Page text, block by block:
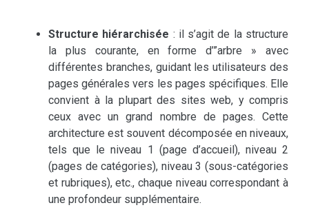
Structure hiérarchisée : il s’agit de la structure
la plus courante, en forme d’”arbre » avec
différentes branches, guidant les utilisateurs des
pages générales vers les pages spécifiques. Elle
convient à la plupart des sites web, y compris
ceux avec un grand nombre de pages. Cette
architecture est souvent décomposée en niveaux,
tels que le niveau 1 (page d’accueil), niveau 2
(pages de catégories), niveau 3 (sous-catégories
et rubriques), etc., chaque niveau correspondant à
une profondeur supplémentaire.